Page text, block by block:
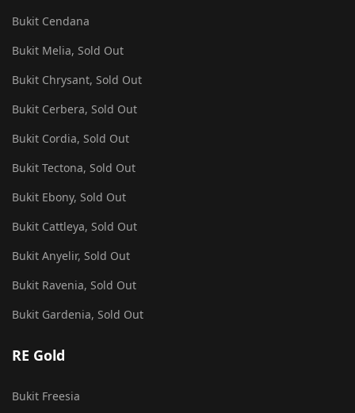
Bukit Cendana
Bukit Melia, Sold Out
Bukit Chrysant, Sold Out
Bukit Cerbera, Sold Out
Bukit Cordia, Sold Out
Bukit Tectona, Sold Out
Bukit Ebony, Sold Out
Bukit Cattleya, Sold Out
Bukit Anyelir, Sold Out
Bukit Ravenia, Sold Out
Bukit Gardenia, Sold Out
RE Gold
Bukit Freesia